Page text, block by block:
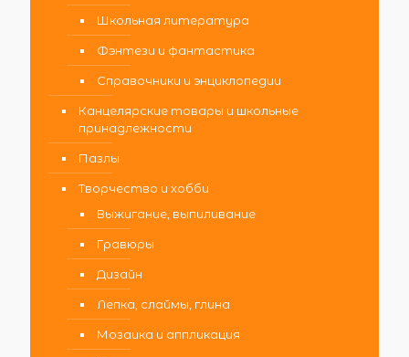
Школьная литература
Фэнтези и фантастика
Справочники и энциклопедии
Канцелярские товары и школьные
принадлежности
Пазлы
Творчество и хобби
Выжигание, выпиливание
Гравюры
Дизайн
Лепка, слаймы, глина
Мозаика и аппликация